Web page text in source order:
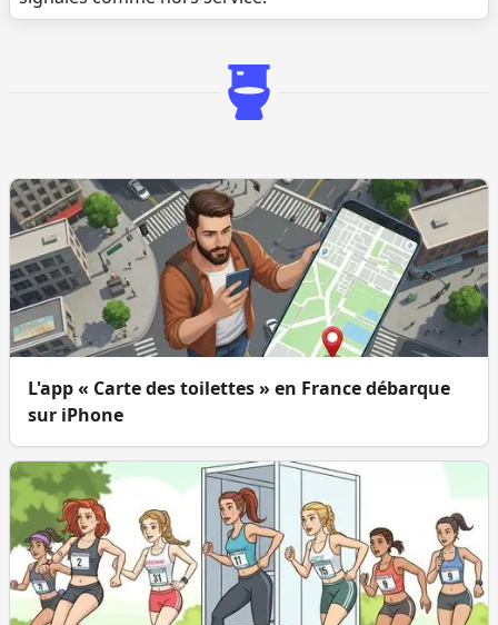
L'app « Carte des toilettes » en France débarque
sur iPhone